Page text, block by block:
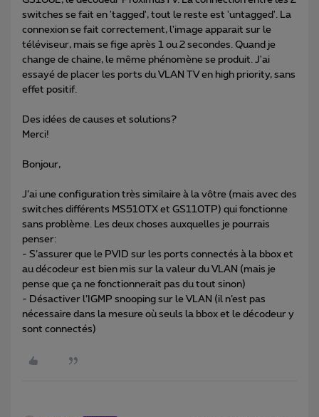
switches se fait en 'tagged', tout le reste est 'untagged'. La
connexion se fait correctement, l'image apparait sur le
téléviseur, mais se fige après 1 ou 2 secondes. Quand je
change de chaine, le même phénomène se produit. J'ai
essayé de placer les ports du VLAN TV en high priority, sans
effet positif.
Des idées de causes et solutions?
Merci!
Bonjour,
J’ai une configuration très similaire à la vôtre (mais avec des
switches différents MS510TX et GS110TP) qui fonctionne
sans problème. Les deux choses auxquelles je pourrais
penser:
- S’assurer que le PVID sur les ports connectés à la bbox et
au décodeur est bien mis sur la valeur du VLAN (mais je
pense que ça ne fonctionnerait pas du tout sinon)
- Désactiver l’IGMP snooping sur le VLAN (il n’est pas
nécessaire dans la mesure où seuls la bbox et le décodeur y
sont connectés)